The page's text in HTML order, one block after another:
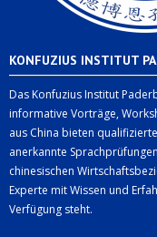
KONFUZIUS INSTITUT
Das Konfuzius Institut
informative Vorträge,
aus China bieten
anerkannte
chinesischen
Experte mit Wissen und
Verfügung steht.